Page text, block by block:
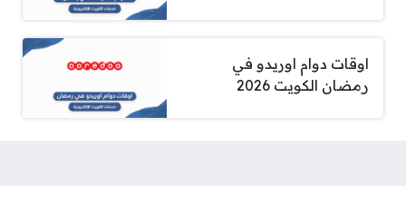
اوقات دوام اوريدو في
رمضان الكويت 2026